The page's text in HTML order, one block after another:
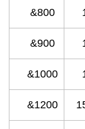
&800
&900
&1000
&1200